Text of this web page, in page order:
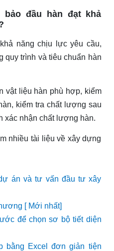
bảo đầu hàn đạt khả
năng chịu lực yêu cầu,
quy trình và tiêu chuẩn hàn
vật liệu hàn phù hợp, kiểm
kiểm tra chất lượng sau
xác nhận chất lượng hàn.
nhiều tài liệu về xây dựng
án và tư vấn đầu tư xây
[ Mới nhất]
để chọn sơ bộ tiết diện
bằng Excel đơn giản tiện